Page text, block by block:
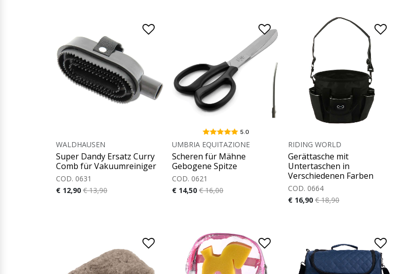
WALDHAUSEN
Super Dandy Ersatz Curry
Comb für Vakuumreiniger
COD. 0631
€ 12,90 € 13,90
5.0
UMBRIA EQUITAZIONE
Scheren für Mähne
Gebogene Spitze
COD. 0621
€ 14,50 € 16,00
RIDING WORLD
Gerättasche mit
Untertaschen in
Verschiedenen Farben
COD. 0664
€ 16,90 € 18,90